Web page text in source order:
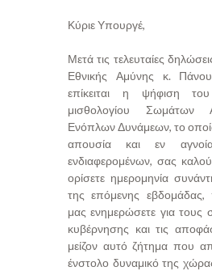
Κύριε Υπουργέ,
Μετά τις τελευταίες
Εθνικής Αμύνης κ.
επίκειται η ψήφιση
μισθολογίου Σωμάτων
Ενόπλων Δυνάμεων, το οποίο
απουσία και εν
ενδιαφερομένων, σας
ορίσετε ημερομηνία
της επόμενης εβδομάδας,
μας ενημερώσετε για τους
κυβέρνησης και τις
μείζον αυτό ζήτημα που
ένστολο δυναμικό της